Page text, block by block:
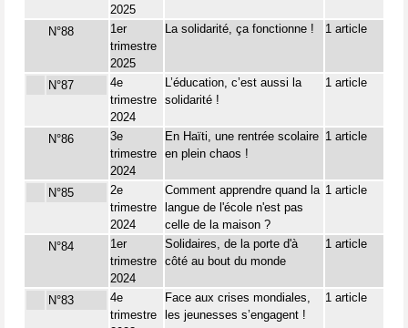
2025
N°88
1er
trimestre
2025
La solidarité, ça fonctionne ! 1 article
N°87
4e
trimestre
2024
L’éducation, c’est aussi la
solidarité !
1 article
N°86
3e
trimestre
2024
En Haïti, une rentrée scolaire
en plein chaos !
1 article
N°85
2e
trimestre
2024
Comment apprendre quand la
langue de l'école n'est pas
celle de la maison ?
1 article
N°84
1er
trimestre
2024
Solidaires, de la porte d'à
côté au bout du monde
1 article
N°83
4e
trimestre
Face aux crises mondiales,
les jeunesses s’engagent !
1 article